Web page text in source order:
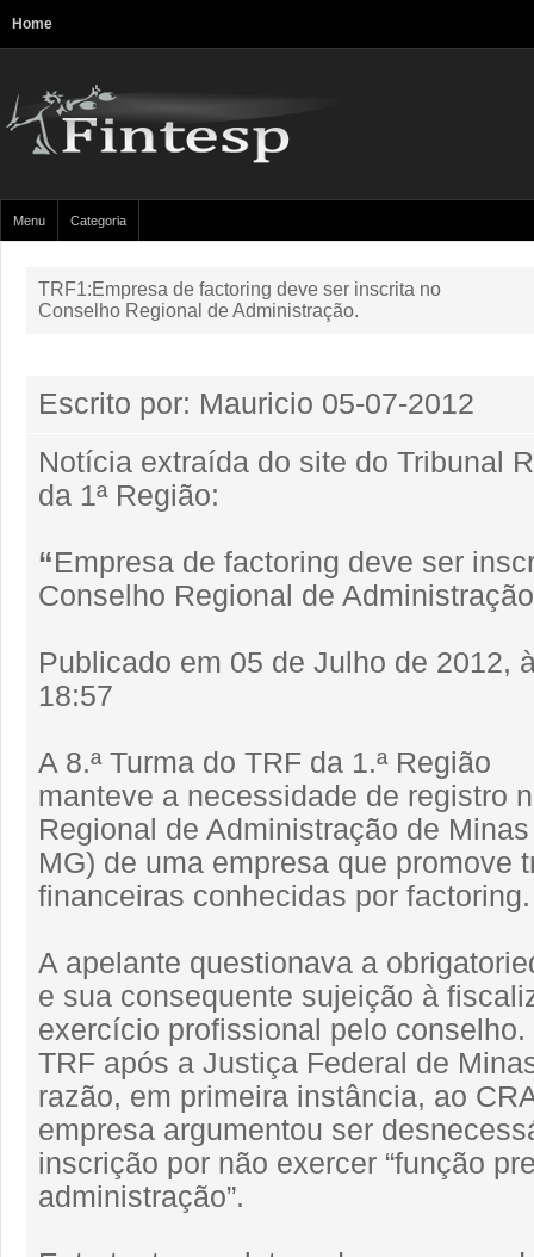
Home
Menu Categoria
TRF1:Empresa de factoring deve ser inscrita no
Conselho Regional de Administração.
Escrito por: Mauricio 05-07-2012
Notícia extraída do site do Tribunal
da 1ª Região:
“Empresa de factoring deve ser
Conselho Regional de Administração
Publicado em 05 de Julho de 2012,
18:57
A 8.ª Turma do TRF da 1.ª Região
manteve a necessidade de registro
Regional de Administração de
MG) de uma empresa que promove
financeiras conhecidas por factoring.
A apelante questionava a
e sua consequente sujeição à
exercício profissional pelo conselho.
TRF após a Justiça Federal de
razão, em primeira instância, ao
empresa argumentou ser
inscrição por não exercer “função
administração”.